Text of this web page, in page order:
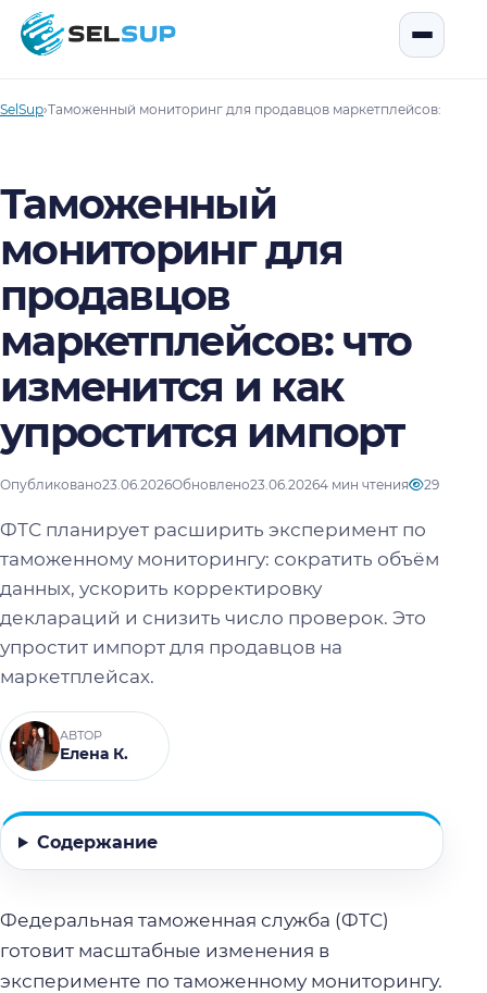
SelSup
SelSup›Таможенный мониторинг для продавцов маркетплейсов: что
Таможенный
мониторинг для
продавцов
маркетплейсов: что
изменится и как
упростится импорт
Опубликовано23.06.2026Обновлено23.06.20264 мин чтения 29
ФТС планирует расширить эксперимент по
таможенному мониторингу: сократить объём
данных, ускорить корректировку
деклараций и снизить число проверок. Это
упростит импорт для продавцов на
маркетплейсах.
АВТОР
Елена К.
Содержание
Федеральная таможенная служба (ФТС)
готовит масштабные изменения в
эксперименте по таможенному мониторингу.